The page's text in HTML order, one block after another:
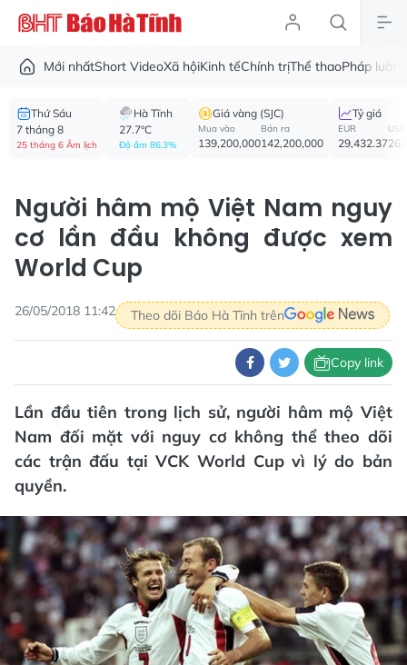
Mới nhấtShort VideoXã hộiKinh tếChính trịThể thaoPháp luật
Thứ Sáu
7 tháng 8
25 tháng 6 Âm lịch
Hà Tĩnh
27.7°C
Độ ẩm 86.3%
Giá vàng (SJC)
Mua vào
139,200,000
Bán ra
142,200,000
Tỷ giá
EUR
29,432.37
USD
Người hâm mộ Việt Nam nguy
cơ lần đầu không được xem
World Cup
26/05/2018 11:42 Theo dõi Báo Hà Tĩnh trên
Copy link
Lần đầu tiên trong lịch sử, người hâm mộ Việt
Nam đối mặt với nguy cơ không thể theo dõi
các trận đấu tại VCK World Cup vì lý do bản
quyền.